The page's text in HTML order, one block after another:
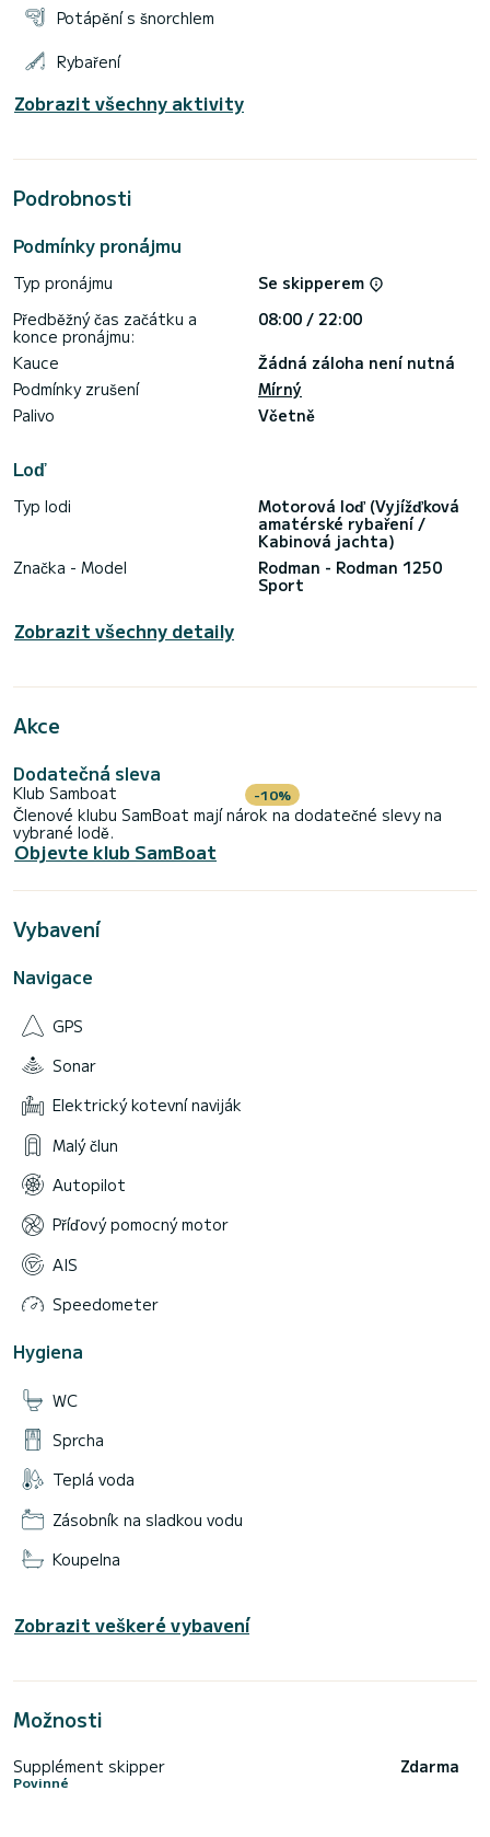
Potápění s šnorchlem
Rybaření
Zobrazit všechny aktivity
Podrobnosti
Podmínky pronájmu
Typ pronájmu
Se skipperem
Předběžný čas začátku a
konce pronájmu:
08:00 / 22:00
Kauce
Žádná záloha není nutná
Podmínky zrušení
Mírný
Palivo
Včetně
Loď
Typ lodi
Motorová loď (Vyjížďková
amatérské rybaření /
Kabinová jachta)
Značka - Model
Rodman - Rodman 1250
Sport
Zobrazit všechny detaily
Akce
Dodatečná sleva
Klub Samboat -10%
Členové klubu SamBoat mají nárok na dodatečné slevy na
vybrané lodě.
Objevte klub SamBoat
Vybavení
Navigace
GPS
Sonar
Elektrický kotevní naviják
Malý člun
Autopilot
Příďový pomocný motor
AIS
Speedometer
Hygiena
WC
Sprcha
Teplá voda
Zásobník na sladkou vodu
Koupelna
Zobrazit veškeré vybavení
Možnosti
Supplément skipper
Povinné
Zdarma